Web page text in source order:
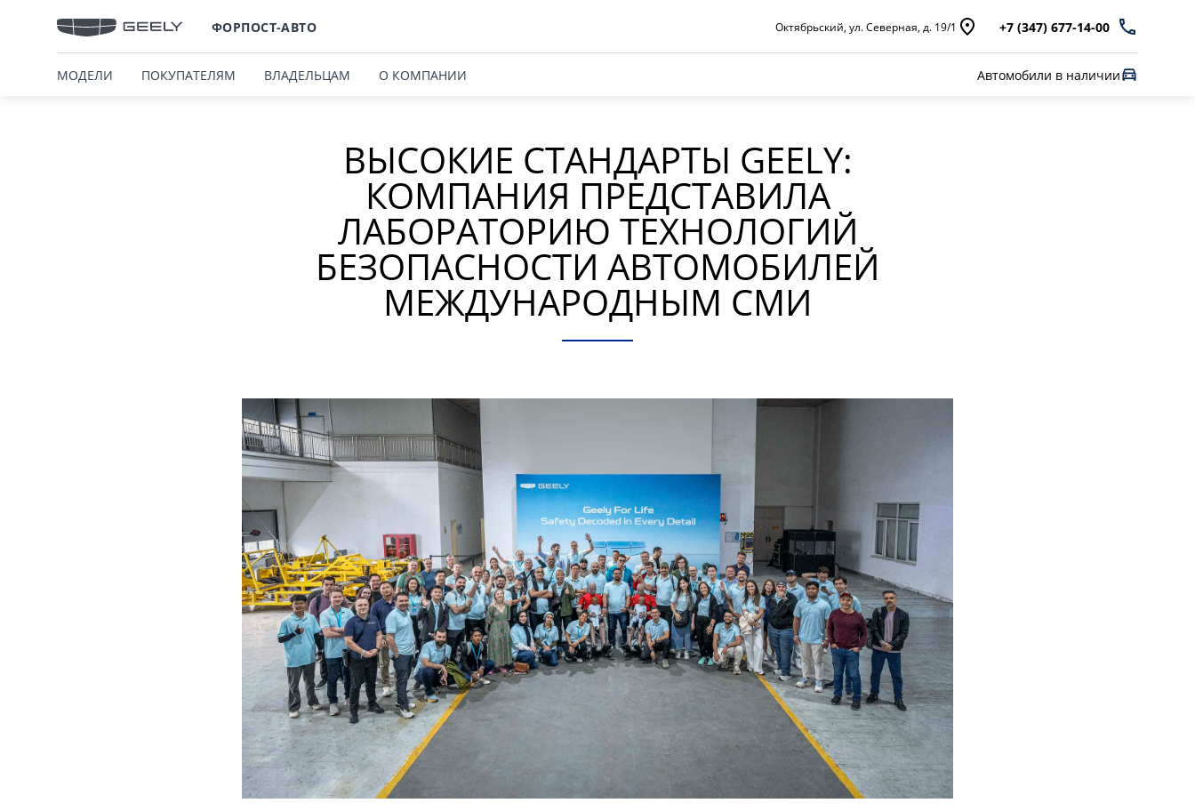
ФОРПОСТ-АВТО Октябрьский, ул. Северная, д. 19/1 +7 (347) 677-14-00
МОДЕЛИ ПОКУПАТЕЛЯМ ВЛАДЕЛЬЦАМ О КОМПАНИИ Автомобили в наличии
ВЫСОКИЕ СТАНДАРТЫ GEELY:
КОМПАНИЯ ПРЕДСТАВИЛА
ЛАБОРАТОРИЮ ТЕХНОЛОГИЙ
БЕЗОПАСНОСТИ АВТОМОБИЛЕЙ
МЕЖДУНАРОДНЫМ СМИ